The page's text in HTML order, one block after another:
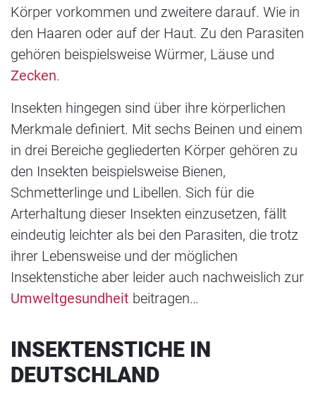
Körper vorkommen und zweitere darauf. Wie in
den Haaren oder auf der Haut. Zu den Parasiten
gehören beispielsweise Würmer, Läuse und
Zecken.
Insekten hingegen sind über ihre körperlichen
Merkmale definiert. Mit sechs Beinen und einem
in drei Bereiche gegliederten Körper gehören zu
den Insekten beispielsweise Bienen,
Schmetterlinge und Libellen. Sich für die
Arterhaltung dieser Insekten einzusetzen, fällt
eindeutig leichter als bei den Parasiten, die trotz
ihrer Lebensweise und der möglichen
Insektenstiche aber leider auch nachweislich zur
Umweltgesundheit beitragen…
INSEKTENSTICHE IN
DEUTSCHLAND